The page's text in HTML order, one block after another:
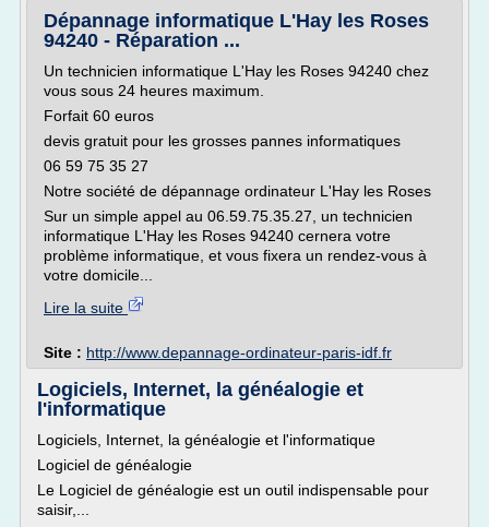
Dépannage informatique L'Hay les Roses
94240 - Réparation ...
Un technicien informatique L'Hay les Roses 94240 chez
vous sous 24 heures maximum.
Forfait 60 euros
devis gratuit pour les grosses pannes informatiques
06 59 75 35 27
Notre société de dépannage ordinateur L'Hay les Roses
Sur un simple appel au 06.59.75.35.27, un technicien
informatique L'Hay les Roses 94240 cernera votre
problème informatique, et vous fixera un rendez-vous à
votre domicile...
Lire la suite
Site : http://www.depannage-ordinateur-paris-idf.fr
Logiciels, Internet, la généalogie et
l'informatique
Logiciels, Internet, la généalogie et l'informatique
Logiciel de généalogie
Le Logiciel de généalogie est un outil indispensable pour
saisir,...